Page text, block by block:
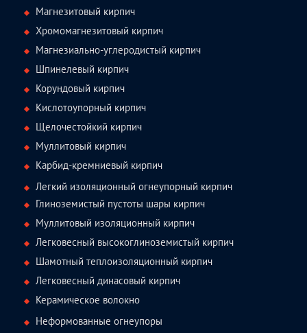
Магнезитовый кирпич
Хромомагнезитовый кирпич
Магнезиально-углеродистый кирпич
Шпинелевый кирпич
Корундовый кирпич
Кислотоупорный кирпич
Щелочестойкий кирпич
Муллитовый кирпич
Карбид-кремниевый кирпич
Легкий изоляционный огнеупорный кирпич
Глиноземистый пустоты шары кирпич
Муллитовый изоляционный кирпич
Легковесный высокоглиноземистый кирпич
Шамотный теплоизоляционный кирпич
Легковесный динасовый кирпич
Керамическое волокно
Неформованные огнеупоры